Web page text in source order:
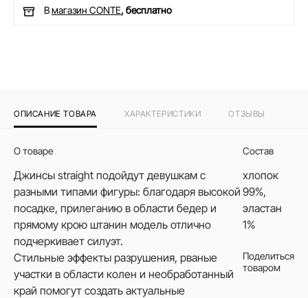
Вмагазин CONTE, бесплатно
ОПИСАНИЕ ТОВАРА ХАРАКТЕРИСТИКИ ОТЗЫВЫ
О товаре
Джинсы straight подойдут девушкам с
разными типами фигуры: благодаря высокой
посадке, прилеганию в области бедер и
прямому крою штанин модель отлично
подчеркивает силуэт.
Стильные эффекты разрушения, рваные
участки в области колен и необработанный
край помогут создать актуальные
Состав
хлопок
99%,
эластан
1%
Поделиться
товаром